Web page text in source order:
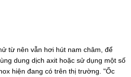
từ nên vẫn hơi hút nam châm, để
dung dịch axit hoặc sử dụng một số
hiện đang có trên thị trường. "Ốc